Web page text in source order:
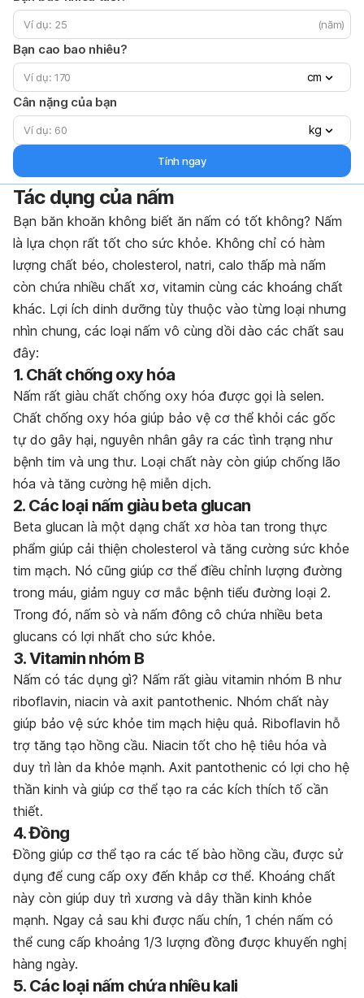
(năm)
Bạn cao bao nhiêu?
cm
Cân nặng của bạn
kg
Tính ngay
Tác dụng của nấm
Bạn băn khoăn không biết ăn nấm có tốt không? Nấm
là lựa chọn rất tốt cho sức khỏe. Không chỉ có hàm
lượng chất béo, cholesterol, natri, calo thấp mà nấm
còn chứa nhiều chất xơ, vitamin cùng các khoáng chất
khác. Lợi ích dinh dưỡng tùy thuộc vào từng loại nhưng
nhìn chung, các loại nấm vô cùng dồi dào các chất sau
đây:
1. Chất chống oxy hóa
Nấm rất giàu chất chống oxy hóa được gọi là selen.
Chất chống oxy hóa giúp bảo vệ cơ thể khỏi các gốc
tự do gây hại, nguyên nhân gây ra các tình trạng như
bệnh tim và ung thư. Loại chất này còn giúp chống lão
hóa và tăng cường hệ miễn dịch.
2. Các loại nấm giàu beta glucan
Beta glucan là một dạng chất xơ hòa tan trong thực
phẩm giúp cải thiện cholesterol và tăng cường sức khỏe
tim mạch. Nó cũng giúp cơ thể điều chỉnh lượng đường
trong máu, giảm nguy cơ mắc bệnh tiểu đường loại 2.
Trong đó, nấm sò và nấm đông cô chứa nhiều beta
glucans có lợi nhất cho sức khỏe.
3. Vitamin nhóm B
Nấm có tác dụng gì? Nấm rất giàu vitamin nhóm B như
riboflavin, niacin và axit pantothenic. Nhóm chất này
giúp bảo vệ sức khỏe tim mạch hiệu quả. Riboflavin hỗ
trợ tăng tạo hồng cầu. Niacin tốt cho hệ tiêu hóa và
duy trì làn da khỏe mạnh. Axit pantothenic có lợi cho hệ
thần kinh và giúp cơ thể tạo ra các kích thích tố cần
thiết.
4. Đồng
Đồng giúp cơ thể tạo ra các tế bào hồng cầu, được sử
dụng để cung cấp oxy đến khắp cơ thể. Khoáng chất
này còn giúp duy trì xương và dây thần kinh khỏe
mạnh. Ngay cả sau khi được nấu chín, 1 chén nấm có
thể cung cấp khoảng 1/3 lượng đồng được khuyến nghị
hàng ngày.
5. Các loại nấm chứa nhiều kali